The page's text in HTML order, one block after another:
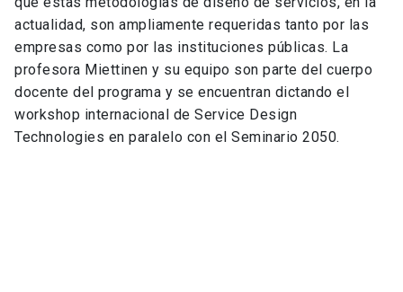
actualidad, son ampliamente requeridas tanto por las
empresas como por las instituciones públicas. La
profesora Miettinen y su equipo son parte del cuerpo
docente del programa y se encuentran dictando el
workshop internacional de Service Design
Technologies en paralelo con el Seminario 2050.